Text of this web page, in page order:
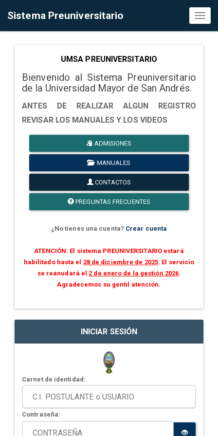
Sistema Preuniversitario
UMSA PREUNIVERSITARIO
Bienvenido al Sistema Preuniversitario
de la Universidad Mayor de San Andrés.
ANTES DE REALIZAR ALGUN REGISTRO
REVISAR LOS MANUALES Y LOS VIDEOS
ADMISIONES
MANUALES
CONTACTOS
PREGUNTAS FRECUENTES
¿No tienes una cuenta? Crear cuenta
ATENCIÓN: El sistema PREUNIVERSITARIO estará
habilitado hasta el 28 de diciembre de 2025. El servicio
se reanudará el 2 de enero de la gestión 2026.
Agradecemos su gentil atención.
INICIAR SESIÓN
Carnet de identidad:
Contraseña: